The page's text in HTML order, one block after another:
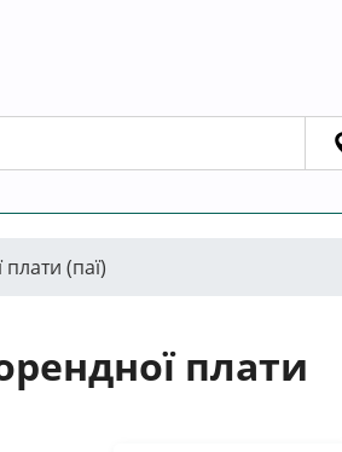
плати (паї)
плати